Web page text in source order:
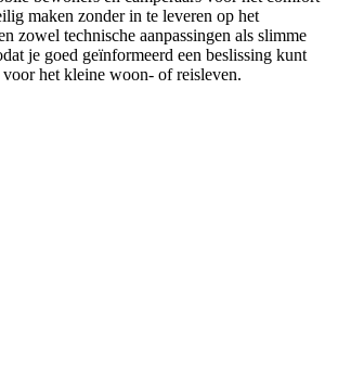
maken zonder in te leveren op het
zowel technische aanpassingen als slimme
je goed geïnformeerd een beslissing kunt
het kleine woon- of reisleven.